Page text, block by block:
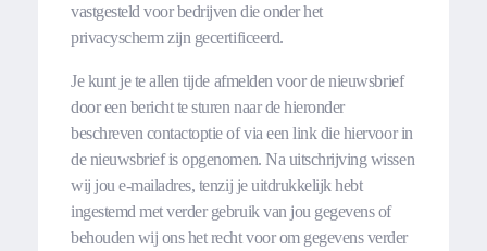
vastgesteld voor bedrijven die onder het
privacyscherm zijn gecertificeerd.
Je kunt je te allen tijde afmelden voor de nieuwsbrief
door een bericht te sturen naar de hieronder
beschreven contactoptie of via een link die hiervoor in
de nieuwsbrief is opgenomen. Na uitschrijving wissen
wij jou e-mailadres, tenzij je uitdrukkelijk hebt
ingestemd met verder gebruik van jou gegevens of
behouden wij ons het recht voor om gegevens verder